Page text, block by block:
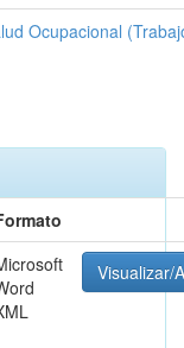
Ocupacional
Visualizar/